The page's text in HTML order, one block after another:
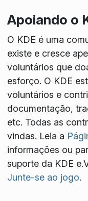
Apoiando o
O KDE é uma
existe e cresce
voluntários que
esforço. O KDE
voluntários e
documentação,
etc. Todas as
vindas. Leia a
informações ou
suporte da KDE
Junte-se ao jogo.